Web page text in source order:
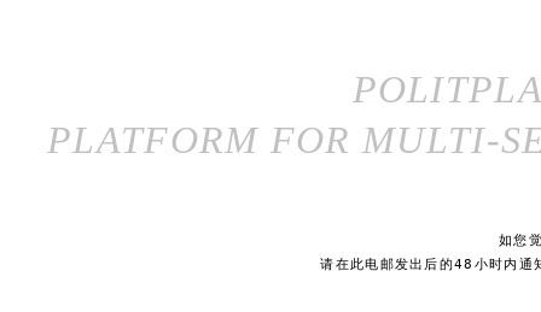
PLATFORM FOR MULTI-
如您
请在此电邮发出后的48小时内通